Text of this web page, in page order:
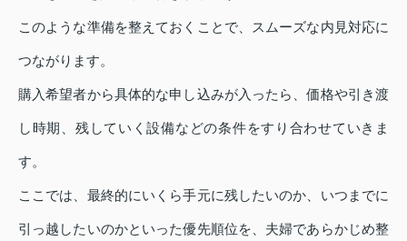
このような準備を整えておくことで、スムーズな内見対応に
つながります。
購入希望者から具体的な申し込みが入ったら、価格や引き渡
し時期、残していく設備などの条件をすり合わせていきま
す。
ここでは、最終的にいくら手元に残したいのか、いつまでに
引っ越したいのかといった優先順位を、夫婦であらかじめ整